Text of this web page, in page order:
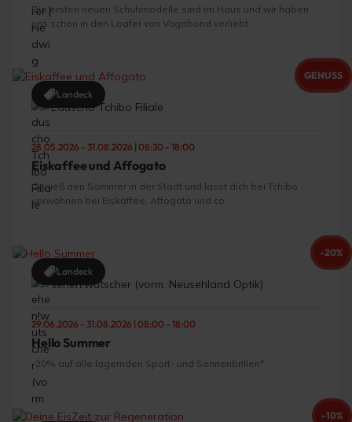
Die ersten neuen Schuhmodelle sind im Haus und wir haben
uns schon in den Loafer von Vagabond verliebt
Eduscho Tchibo Filiale
28.05.2026 - 31.08.2026 | 08:30 - 18:00
Eiskaffee und Affogato
Genieß den Sommer in der Stadt und lasst dich bei Tchibo
verwöhnen bei Eiskaffee, Affogato und co
Landeck
GENUSS
sehen!wutscher (vorm. Neusehland Optik)
29.06.2026 - 31.08.2026 | 08:00 - 18:00
Hello Summer
-20% auf alle lagernden Sport- und Sonnenbrillen*
Landeck
-20%
-10%